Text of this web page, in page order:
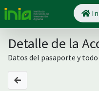
Detalle de la
Datos del pasaporte y todo